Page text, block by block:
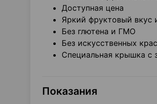
Доступная цена
Яркий фруктовый вкус
Без глютена и ГМО
Без искусственных
Специальная крышка с
Показания